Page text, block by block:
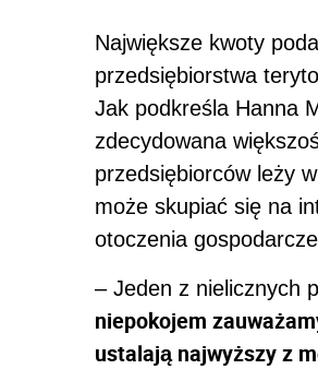
Największe kwoty
przedsiębiorstwa
Jak podkreśla Hanna
zdecydowana
przedsiębiorców leży
może skupiać się na
otoczenia
– Jeden z nielicznych
niepokojem
ustalają najwyższy z